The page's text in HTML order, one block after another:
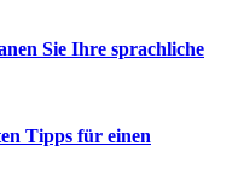
Sie Ihre sprachliche
Tipps für einen